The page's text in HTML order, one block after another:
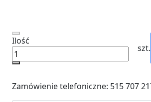
Ilość
szt.
Zamówienie telefoniczne: 515 707